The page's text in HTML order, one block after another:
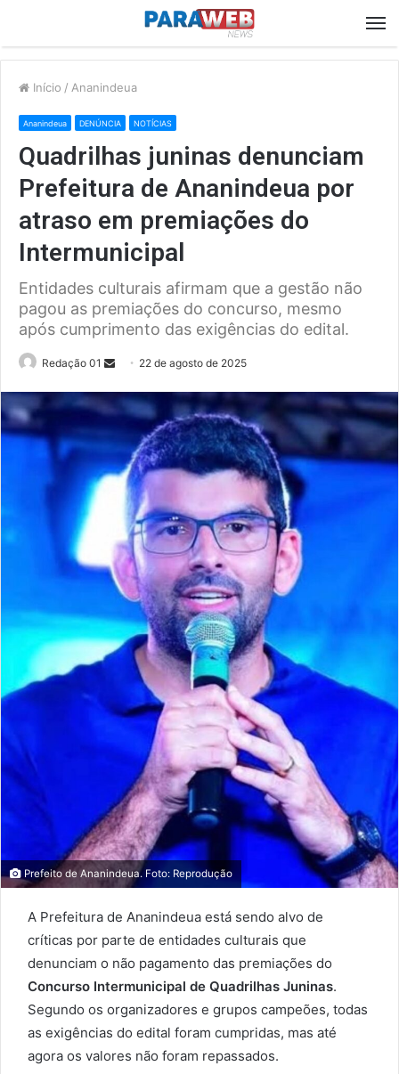
Início / Ananindeua
Ananindeua DENÚNCIA NOTÍCIAS
Quadrilhas juninas denunciam
Prefeitura de Ananindeua por
atraso em premiações do
Intermunicipal
Entidades culturais afirmam que a gestão não
pagou as premiações do concurso, mesmo
após cumprimento das exigências do edital.
Redação 01
Send
email
22 de agosto de 2025
Prefeito de Ananindeua. Foto: Reprodução
A Prefeitura de Ananindeua está sendo alvo de
críticas por parte de entidades culturais que
denunciam o não pagamento das premiações do
Concurso Intermunicipal de Quadrilhas Juninas.
Segundo os organizadores e grupos campeões, todas
as exigências do edital foram cumpridas, mas até
agora os valores não foram repassados.